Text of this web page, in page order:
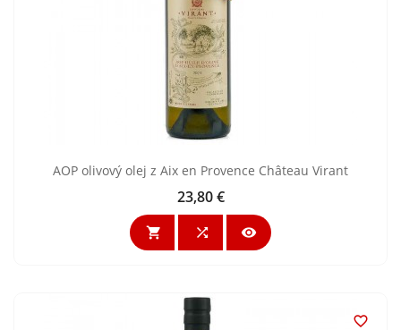
AOP olivový olej z Aix en Provence Château Virant
Cena
23,80 €
  
